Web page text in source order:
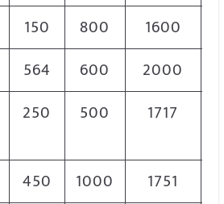
150 800 1600
564 600 2000
250 500 1717
450 1000 1751